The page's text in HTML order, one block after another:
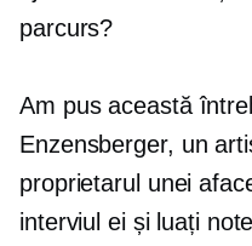
parcurs?
Am pus această
Enzensberger, un
proprietarul unei
interviul ei și luați